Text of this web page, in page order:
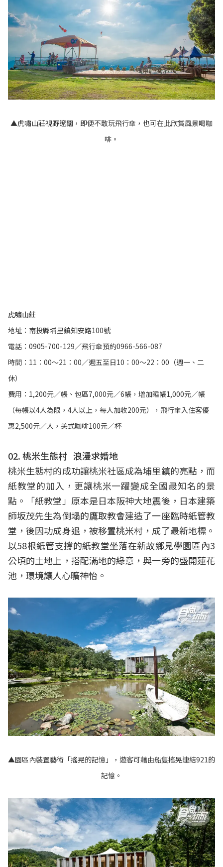
▲虎嘯山莊視野遼闊，即便不敢玩飛行傘，也可在此欣賞風景喝咖
啡。
虎嘯山莊
地址：南投縣埔里鎮知安路100號
電話：0905-700-129／飛行傘預約0966-566-087
時間：11：00～21：00／週五至日10：00～22：00（週一、二
休）
費用：1,200元／帳、包區7,000元／6帳，增加睡帳1,000元／帳
（每帳以4人為限，4人以上，每人加收200元），飛行傘入住客優
惠2,500元／人，美式咖啡100元／杯
02. 桃米生態村 浪漫求婚地
桃米生態村的成功讓桃米社區成為埔里鎮的亮點，而
紙教堂的加入，更讓桃米一躍變成全國最知名的景
點。「紙教堂」原本是日本阪神大地震後，日本建築
師坂茂先生為倒塌的鷹取教會建造了一座臨時紙管教
堂，後因功成身退，被移置桃米村，成了最新地標。
以58根紙管支撐的紙教堂坐落在新故鄉見學園區內3
公頃的土地上，搭配滿地的綠意，與一旁的盛開蓮花
池，環境讓人心曠神怡。
▲園區內裝置藝術「搖晃的記憶」，遊客可藉由船隻搖晃連結921的
記憶。